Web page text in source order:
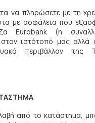
να πληρώσετε με τη
με ασφάλεια που
Eurobank (η
στον ιστότοπό μας αλλά
περιβάλλον της
από το κατάστημα,